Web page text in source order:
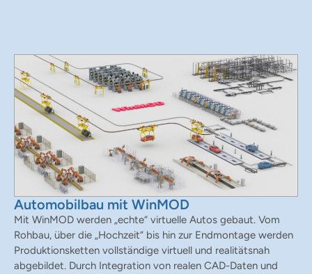
Automobilbau mit WinMOD
Mit WinMOD werden „echte“ virtuelle Autos gebaut. Vom
Rohbau, über die „Hochzeit“ bis hin zur Endmontage werden
Produktionsketten vollständige virtuell und realitätsnah
abgebildet. Durch Integration von realen CAD-Daten und